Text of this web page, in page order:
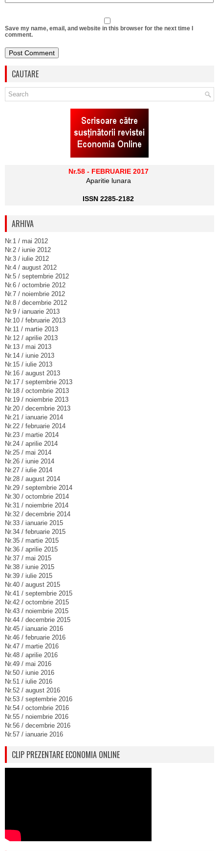
Save my name, email, and website in this browser for the next time I
comment.
CAUTARE
Nr.58 - FEBRUARIE 2017
Aparitie lunara
ISSN 2285-2182
ARHIVA
Nr.1 / mai 2012
Nr.2 / iunie 2012
Nr.3 / iulie 2012
Nr.4 / august 2012
Nr.5 / septembrie 2012
Nr.6 / octombrie 2012
Nr.7 / noiembrie 2012
Nr.8 / decembrie 2012
Nr.9 / ianuarie 2013
Nr.10 / februarie 2013
Nr.11 / martie 2013
Nr.12 / aprilie 2013
Nr.13 / mai 2013
Nr.14 / iunie 2013
Nr.15 / iulie 2013
Nr.16 / august 2013
Nr.17 / septembrie 2013
Nr.18 / octombrie 2013
Nr.19 / noiembrie 2013
Nr.20 / decembrie 2013
Nr.21 / ianuarie 2014
Nr.22 / februarie 2014
Nr.23 / martie 2014
Nr.24 / aprilie 2014
Nr.25 / mai 2014
Nr.26 / iunie 2014
Nr.27 / iulie 2014
Nr.28 / august 2014
Nr.29 / septembrie 2014
Nr.30 / octombrie 2014
Nr.31 / noiembrie 2014
Nr.32 / decembrie 2014
Nr.33 / ianuarie 2015
Nr.34 / februarie 2015
Nr.35 / martie 2015
Nr.36 / aprilie 2015
Nr.37 / mai 2015
Nr.38 / iunie 2015
Nr.39 / iulie 2015
Nr.40 / august 2015
Nr.41 / septembrie 2015
Nr.42 / octombrie 2015
Nr.43 / noiembrie 2015
Nr.44 / decembrie 2015
Nr.45 / ianuarie 2016
Nr.46 / februarie 2016
Nr.47 / martie 2016
Nr.48 / aprilie 2016
Nr.49 / mai 2016
Nr.50 / iunie 2016
Nr.51 / iulie 2016
Nr.52 / august 2016
Nr.53 / septembrie 2016
Nr.54 / octombrie 2016
Nr.55 / noiembrie 2016
Nr.56 / decembrie 2016
Nr.57 / ianuarie 2016
CLIP PREZENTARE ECONOMIA ONLINE